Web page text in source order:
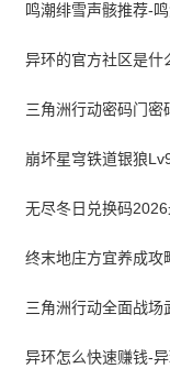
鸣潮绯雪声骸推荐-
无尽冬日兑换码
三角洲行动全面战场
异环怎么快速赚钱-